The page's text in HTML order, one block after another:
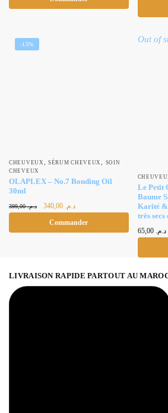
د.م. 150,00.
-15%
CHEUVEUX ,SÉRUM CHEVEUX
SOIN
CHEVEUX
OLAPLEX – No.7 Bonding Oil
30ml
د.م.399,00
Le prix
initial était :
د.م. 399,00.
د.م.
actuel est :
Commander
Out of
Le Petit
Baume
Karité &
très
د.م. 65,00
LIVRAISON RAPIDE PARTOUT AU